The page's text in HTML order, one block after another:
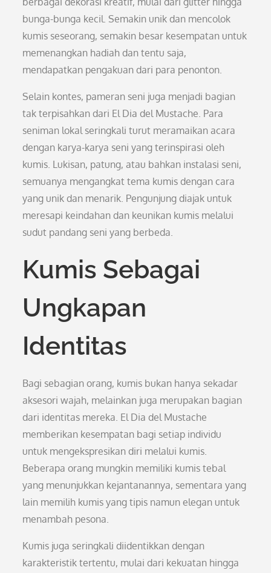
bunga-bunga kecil. Semakin unik dan mencolok
kumis seseorang, semakin besar kesempatan untuk
memenangkan hadiah dan tentu saja,
mendapatkan pengakuan dari para penonton.
Selain kontes, pameran seni juga menjadi bagian
tak terpisahkan dari El Dia del Mustache. Para
seniman lokal seringkali turut meramaikan acara
dengan karya-karya seni yang terinspirasi oleh
kumis. Lukisan, patung, atau bahkan instalasi seni,
semuanya mengangkat tema kumis dengan cara
yang unik dan menarik. Pengunjung diajak untuk
meresapi keindahan dan keunikan kumis melalui
sudut pandang seni yang berbeda.
Kumis Sebagai
Ungkapan
Identitas
Bagi sebagian orang, kumis bukan hanya sekadar
aksesori wajah, melainkan juga merupakan bagian
dari identitas mereka. El Dia del Mustache
memberikan kesempatan bagi setiap individu
untuk mengekspresikan diri melalui kumis.
Beberapa orang mungkin memiliki kumis tebal
yang menunjukkan kejantanannya, sementara yang
lain memilih kumis yang tipis namun elegan untuk
menambah pesona.
Kumis juga seringkali diidentikkan dengan
karakteristik tertentu, mulai dari kekuatan hingga